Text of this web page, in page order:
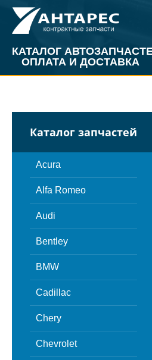
КАТАЛОГ
ОПЛАТА И ДОСТАВКА
Каталог запчастей
Acura
Alfa Romeo
Audi
Bentley
BMW
Cadillac
Chery
Chevrolet